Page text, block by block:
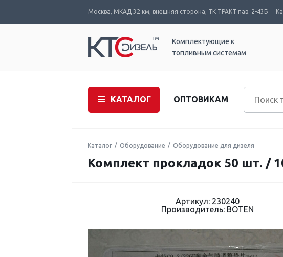
Москва, МКАД 32 км, внешняя сторона, ТК ТРАКТ пав. 2-43Б
Комплектующие к
топливным системам
КАТАЛОГ ОПТОВИКАМ
Каталог Оборудование Оборудование для дизеля
Комплект прокладок 50 шт. /
Артикул: 230240
Производитель: BOTEN